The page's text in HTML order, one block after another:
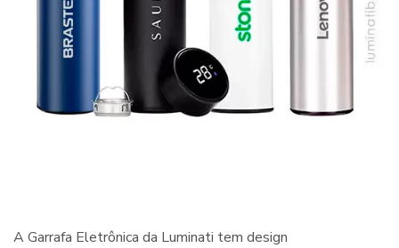
A Garrafa Eletrônica da Luminati tem design